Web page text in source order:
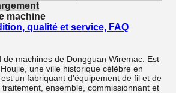
machine
qualité et service, FAQ
de machines de Dongguan Wiremac. Est
une ville historique célèbre en
un fabriquant d'équipement de fil et de
ensemble, commissionnant et